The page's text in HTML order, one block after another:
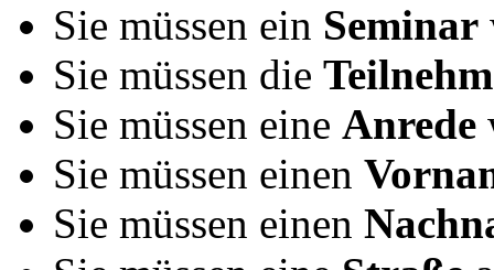
Sie müssen ein Seminar
Sie müssen die
Sie müssen eine Anrede
Sie müssen einen
Sie müssen einen